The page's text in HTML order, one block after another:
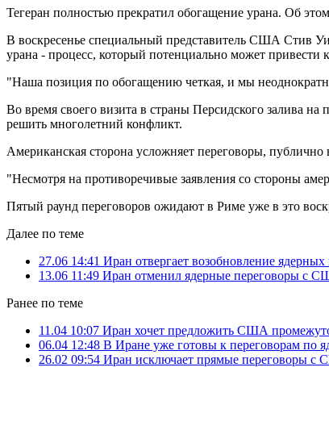
Тегеран полностью прекратил обогащение урана. Об
В воскресенье специальный представитель США Стив
урана - процесс, который потенциально может привести
"Наша позиция по обогащению четкая, и мы
Во время своего визита в страны Персидского залива
решить многолетний конфликт.
Американская сторона усложняет переговоры,
"Несмотря на противоречивые заявления со стороны
Пятый раунд переговоров ожидают в Риме уже в это
Далее по теме
27.06 14:41 Иран отвергает возобновление
13.06 11:49 Иран отменил ядерные переговоры с
Ранее по теме
11.04 10:07 Иран хочет предложить США
06.04 12:48 В Иране уже готовы к переговорам по
26.02 09:54 Иран исключает прямые переговоры с